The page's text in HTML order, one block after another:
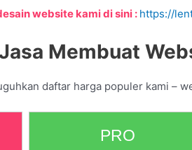
website kami di sini : https://
Membuat
daftar harga populer kami –
PRO